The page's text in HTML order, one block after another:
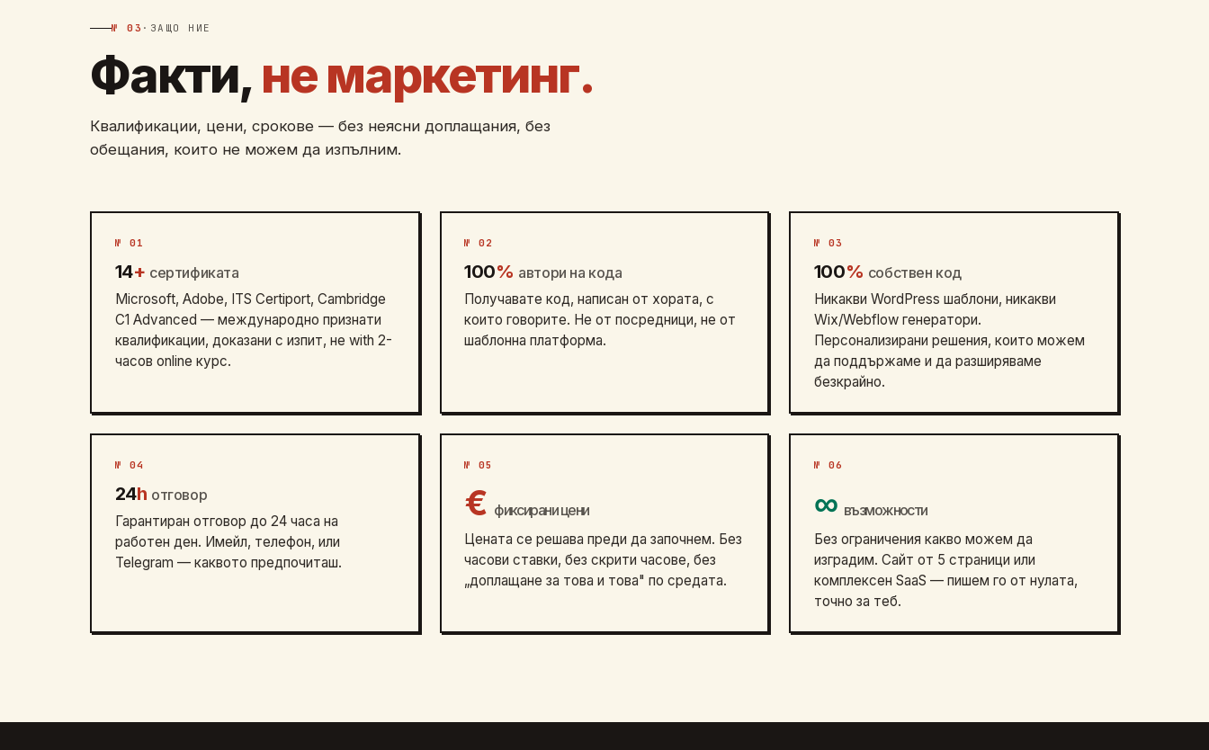
№ 03 · ЗАЩО НИЕ
Факти,не маркетинг.
Квалификации, цени, срокове — без неясни доплащания, без
обещания, които не можем да изпълним.
№ 01
14+ сертификата
Microsoft, Adobe, ITS Certiport, Cambridge
C1 Advanced — международно признати
квалификации, доказани с изпит, не with 2-
часов online курс.
№ 02
100% автори на кода
Получавате код, написан от хората, с
които говорите. Не от посредници, не от
шаблонна платформа.
№ 03
100% собствен код
Никакви WordPress шаблони, никакви
Wix/Webflow генератори.
Персонализирани решения, които можем
да поддържаме и да разширяваме
безкрайно.
№ 04
24h отговор
Гарантиран отговор до 24 часа на
работен ден. Имейл, телефон, или
Telegram — каквото предпочиташ.
№ 05
€ фиксирани цени
Цената се решава преди да започнем. Без
часови ставки, без скрити часове, без
„доплащане за това и това" по средата.
№ 06
∞ възможности
Без ограничения какво можем да
изградим. Сайт от 5 страници или
комплексен SaaS — пишем го от нулата,
точно за теб.